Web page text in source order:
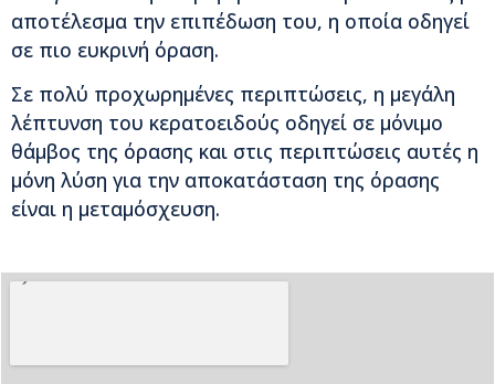
αποτέλεσμα την επιπέδωση του, η οποία οδηγεί
σε πιο ευκρινή όραση.
Σε πολύ προχωρημένες περιπτώσεις, η μεγάλη
λέπτυνση του κερατοειδούς οδηγεί σε μόνιμο
θάμβος της όρασης και στις περιπτώσεις αυτές η
μόνη λύση για την αποκατάσταση της όρασης
είναι η μεταμόσχευση.